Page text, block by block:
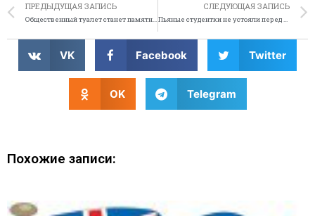
ПРЕДЫДУЩАЯ ЗАПИСЬ
Общественный туалет станет памятником архитуры
СЛЕДУЮЩАЯ ЗАПИСЬ
Пьяные студентки не устояли перед пакетом редких чипсов
VK Facebook Twitter
OK Telegram
Похожие записи: